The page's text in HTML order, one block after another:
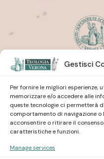
Gestisci
Per fornire le migliori esperienze,
memorizzare e/o accedere alle
queste tecnologie ci permetterà
comportamento di navigazione o
acconsentire o ritirare il
caratteristiche e funzioni.
Manage services
Istituto Superiore di
Istituto Superiore di